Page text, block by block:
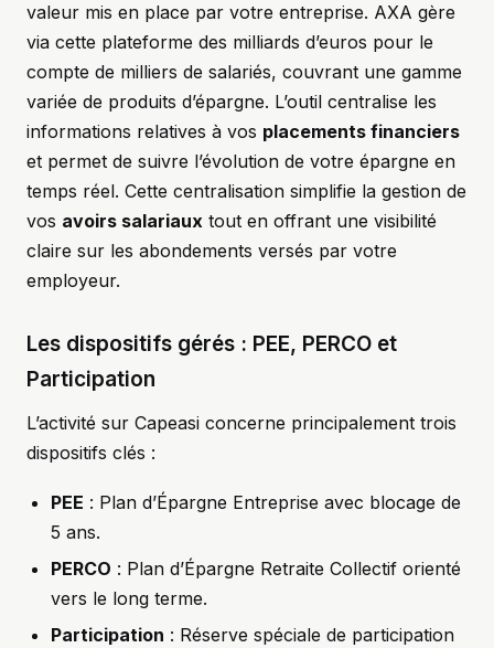
valeur mis en place par votre entreprise. AXA gère
via cette plateforme des milliards d’euros pour le
compte de milliers de salariés, couvrant une gamme
variée de produits d’épargne. L’outil centralise les
informations relatives à vos placements financiers
et permet de suivre l’évolution de votre épargne en
temps réel. Cette centralisation simplifie la gestion de
vos avoirs salariaux tout en offrant une visibilité
claire sur les abondements versés par votre
employeur.
Les dispositifs gérés : PEE, PERCO et
Participation
L’activité sur Capeasi concerne principalement trois
dispositifs clés :
PEE : Plan d’Épargne Entreprise avec blocage de
5 ans.
PERCO : Plan d’Épargne Retraite Collectif orienté
vers le long terme.
Participation : Réserve spéciale de participation